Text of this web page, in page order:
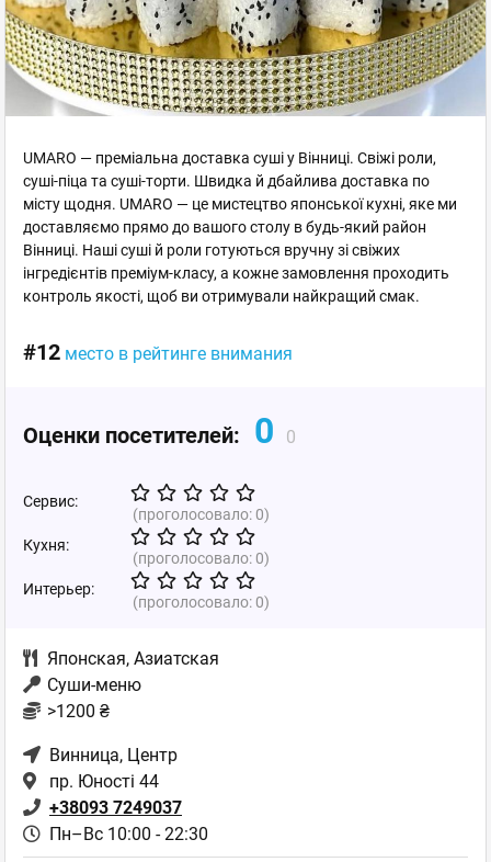
UMARO — преміальна доставка суші у Вінниці. Свіжі роли,
суші-піца та суші-торти. Швидка й дбайлива доставка по
місту щодня. UMARO — це мистецтво японської кухні, яке ми
доставляємо прямо до вашого столу в будь-який район
Вінниці. Наші суші й роли готуються вручну зі свіжих
інгредієнтів преміум-класу, а кожне замовлення проходить
контроль якості, щоб ви отримували найкращий смак.
#12 место в рейтинге внимания
Оценки посетителей: 0 0
Сервис:
(проголосовало:0)
Кухня:
(проголосовало:0)
Интерьер:
(проголосовало:0)
Японская, Азиатская
Суши-меню
>1200 ₴
Винница, Центр
пр. Юності 44
+38093 7249037
Пн–Вс 10:00 - 22:30